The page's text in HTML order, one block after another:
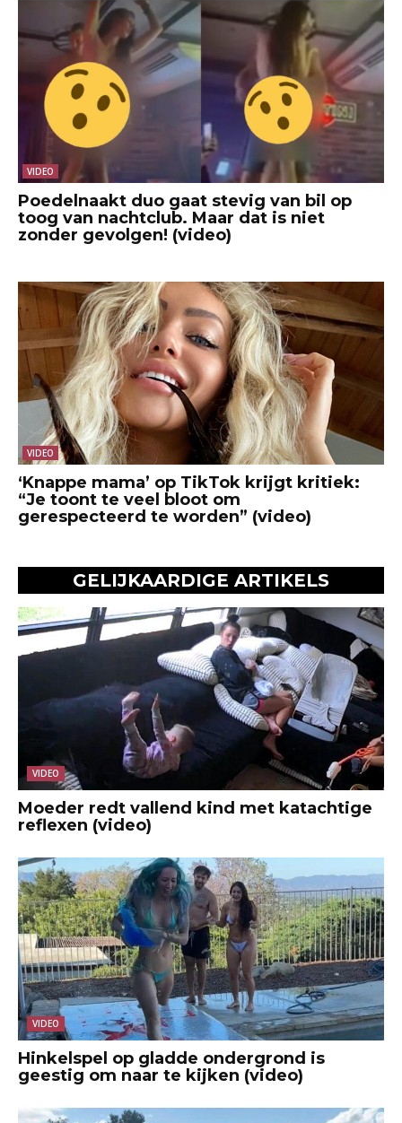
VIDEO
Poedelnaakt duo gaat stevig van bil op
toog van nachtclub. Maar dat is niet
zonder gevolgen! (video)
VIDEO
‘Knappe mama’ op TikTok krijgt kritiek:
“Je toont te veel bloot om
gerespecteerd te worden” (video)
GELIJKAARDIGE ARTIKELS
VIDEO
Moeder redt vallend kind met katachtige
reflexen (video)
VIDEO
Hinkelspel op gladde ondergrond is
geestig om naar te kijken (video)